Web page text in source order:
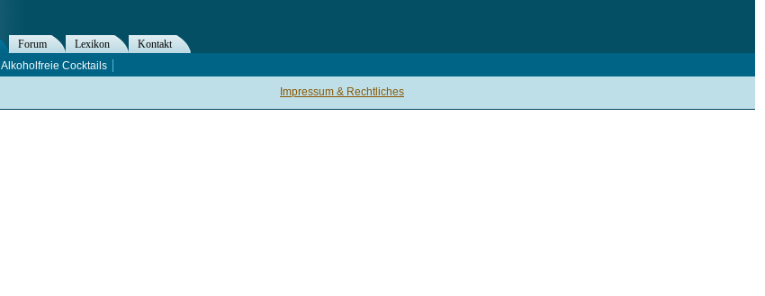
Impressum & Rechtliches
Forum Lexikon
Kontakt
Alkoholfreie Cocktails